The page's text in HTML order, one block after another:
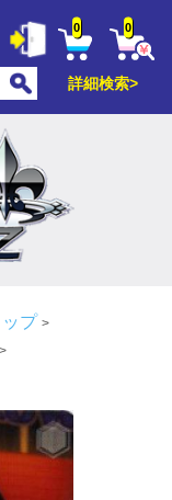
0 0
詳細検索>
プ